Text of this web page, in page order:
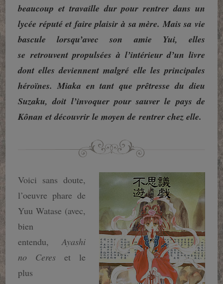
beaucoup et travaille dur pour rentrer dans un
lycée réputé et faire plaisir à sa mère. Mais sa vie
bascule lorsqu’avec son amie Yui, elles
se retrouvent propulsées à l’intérieur d’un livre
dont elles deviennent malgré elle les principales
héroïnes. Miaka en tant que prêtresse du dieu
Suzaku, doit l’invoquer pour sauver le pays de
Kônan et découvrir le moyen de rentrer chez elle.
Voici sans doute,
l’oeuvre phare de
Yuu Watase (avec,
bien
entendu,
Ayashi
no Cereset le
plus